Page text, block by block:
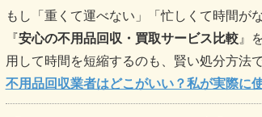
もし「重くて運べない」「忙しくて時間が
『安心の不用品回収・買取サービス比較』
用して時間を短縮するのも、賢い処分方法で
不用品回収業者はどこがいい？私が実際に